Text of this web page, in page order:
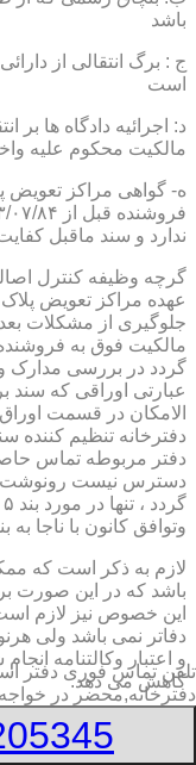
باشد
ج : برگ انتقالی از
است
د: اجرائیه دادگاه ها بر
مالکیت محکوم علیه
ه- گواهی مراکز تعویض
ندارد و سند ماقبل
عهده مراکز تعویض
جلوگیری از مشکلات
مالکیت فوق به
گردد در بررسی مدارک
عبارتی اوراقی که سند
الامکان در قسمت
دفترخانه تنظیم کننده
دفتر مربوطه تماس
دسترس نیست رونوشت
وتوافق کانون با ناجا
لازم به ذکر است که
باشد که در این صورت
این خصوص نیز لازم است
دفاتر نمی باشد ولی
و اعتبار وکالتنامه
کاهش می دهد.
تلفن تماس فوریدفتر
دفترخانه,محضر در